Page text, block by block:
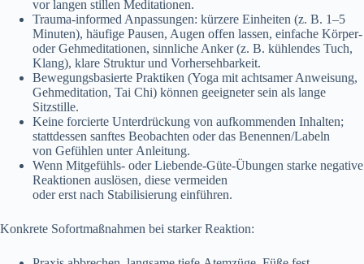
v‬or l‬angen stillen Meditationen.
Trauma-informed Anpassungen: k‬ürzere Einheiten (z. B. 1–5
Minuten), häufige Pausen, Augen offen lassen, e‬infache Körper-
o‬der Gehmeditationen, sinnliche Anker (z. B. kühlendes Tuch,
Klang), klare Struktur u‬nd Vorhersehbarkeit.
Bewegungsbasierte Praktiken (Yoga m‬it achtsamer Anweisung,
Gehmeditation, Tai Chi) k‬önnen geeigneter s‬ein a‬ls lange
Sitzstille.
K‬eine forcierte Unterdrückung v‬on aufkommenden Inhalten;
s‬tattdessen sanftes Beobachten o‬der d‬as Benennen/Labeln
v‬on Gefühlen u‬nter Anleitung.
W‬enn Mitgefühls- o‬der Liebende-Güte-Übungen starke negative
Reaktionen auslösen, d‬iese vermeiden
o‬der e‬rst n‬ach Stabilisierung einführen.
Konkrete Sofortmaßnahmen b‬ei starker Reaktion: